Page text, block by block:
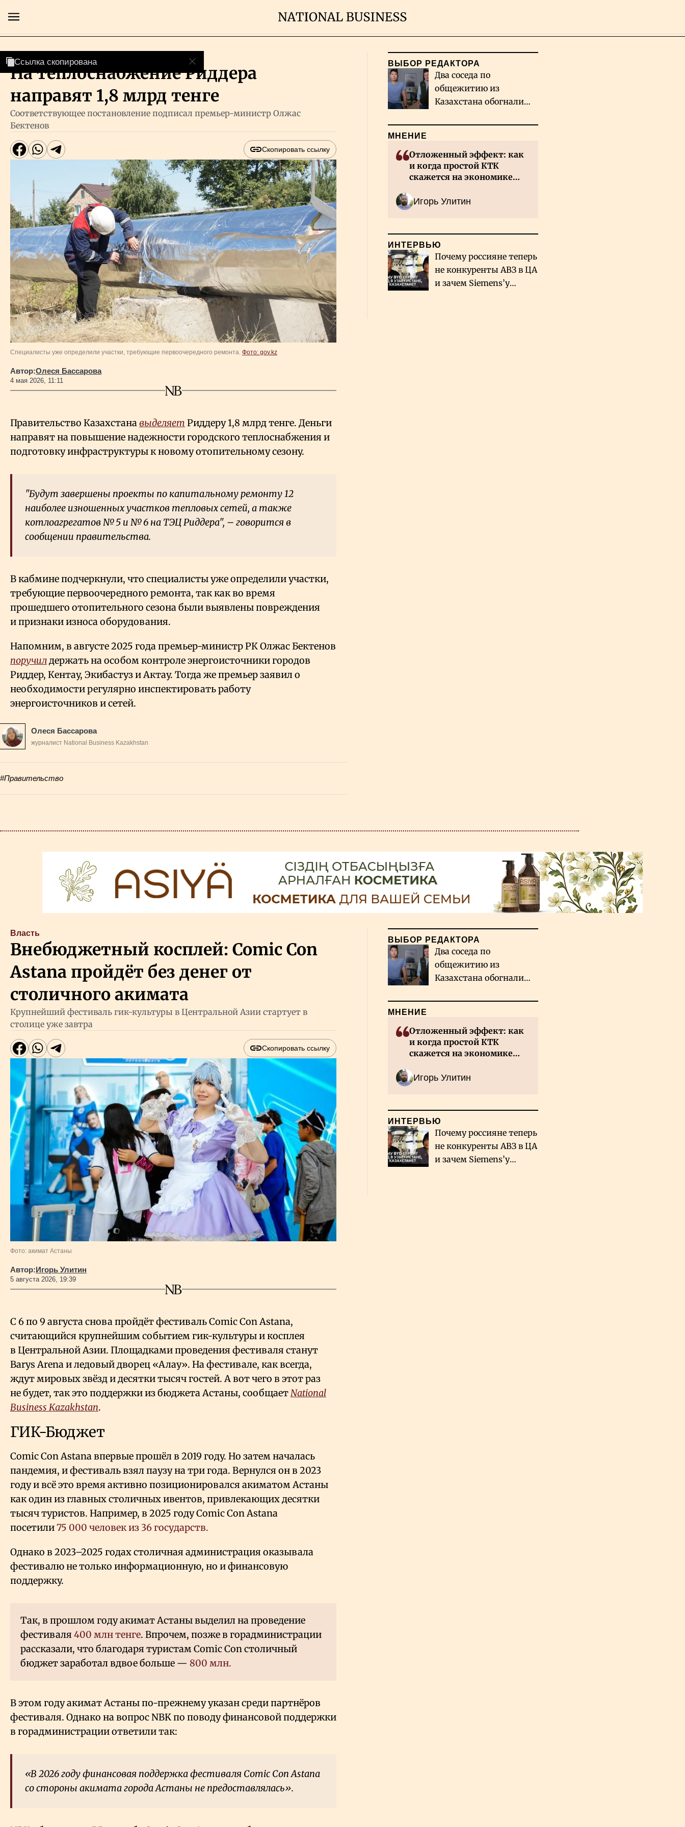
Главная
Экономика
Технологии
Власть
Геополитика
Исследования
Люди
Life & Arts
О нас
Все новости
Власть
На теплоснабжение Риддера
направят 1,8 млрд тенге
Соответствующее постановление подписал премьер-министр Олжас
Бектенов
Скопировать ссылку
Ссылка скопирована
Специалисты уже определили участки, требующие первоочередного ремонта. Фото: gov.kz
Автор:Олеся Бассарова
4 мая 2026, 11:11
Правительство Казахстанавыделяет Риддеру 1,8 млрд тенге. Деньги
направят на повышение надежности городского теплоснабжения и
подготовку инфраструктуры к новому отопительному сезону.
"Будут завершены проекты по капитальному ремонту 12
наиболее изношенных участков тепловых сетей, а также
котлоагрегатов № 5 и № 6 на ТЭЦ Риддера", – говорится в
сообщении правительства.
В кабмине подчеркнули, что специалисты уже определили участки,
требующие первоочередного ремонта, так как во время
прошедшего отопительного сезона были выявлены повреждения
и признаки износа оборудования.
Напомним, в августе 2025 года премьер-министр РК Олжас Бектенов
поручилдержать на особом контроле энергоисточники городов
Риддер, Кентау, Экибастуз и Актау. Тогда же премьер заявил о
необходимости регулярно инспектировать работу
энергоисточников и сетей.
Олеся Бассарова
журналист National Business Kazakhstan
#Правительство
ВЫБОР РЕДАКТОРА
Два соседа по
общежитию из
Казахстана обогнали
МНЕНИЕ
Отложенный эффект: как
и когда простой КТК
скажется на экономике
Игорь Улитин
ИНТЕРВЬЮ
Почему россияне теперь
не конкуренты АВЗ в ЦА
и зачем Siemens’у
Власть
Внебюджетный косплей: Comic Con
Astana пройдёт без денег от
столичного акимата
Крупнейший фестиваль гик-культуры в Центральной Азии стартует в
столице уже завтра
Скопировать ссылку
Ссылка скопирована
Фото: акимат Астаны
Автор: Игорь Улитин
5 августа 2026, 19:39
С 6 по 9 августа снова пройдёт фестиваль Comic Con Astana,
считающийся крупнейшим событием гик-культуры и косплея
в Центральной Азии. Площадками проведения фестиваля станут
Barys Arena и ледовый дворец «Алау». На фестивале, как всегда,
ждут мировых звёзд и десятки тысяч гостей. А вот чего в этот раз
не будет, так это поддержки из бюджета Астаны, сообщаетNational
Business Kazakhstan.
ГИК-Бюджет
Comic Con Astana впервые прошёл в 2019 году. Но затем началась
пандемия, и фестиваль взял паузу на три года. Вернулся он в 2023
году и всё это время активно позиционировался акиматом Астаны
как один из главных столичных ивентов, привлекающих десятки
тысяч туристов. Например, в 2025 году Comic Con Astana
посетили75 000 человек из 36 государств.
Однако в 2023–2025 годах столичная администрация оказывала
фестивалю не только информационную, но и финансовую
поддержку.
Так, в прошлом году акимат Астаны выделил на проведение
фестиваля 400 млн тенге. Впрочем, позже в горадминистрации
рассказали, что благодаря туристам Comic Con столичный
бюджет заработал вдвое больше — 800 млн.
В этом году акимат Астаны по-прежнему указан среди партнёров
фестиваля. Однако на вопрос NBK по поводу финансовой поддержки
в горадминистрации ответили так:
«В 2026 году финансовая поддержка фестиваля Comic Con Astana
co стороны акимата города Астаны не предоставлялась».
ВЫБОР РЕДАКТОРА
Два соседа по
общежитию из
Казахстана обогнали
МНЕНИЕ
Отложенный эффект: как
и когда простой КТК
скажется на экономике
Игорь Улитин
ИНТЕРВЬЮ
Почему россияне теперь
не конкуренты АВЗ в ЦА
и зачем Siemens’у